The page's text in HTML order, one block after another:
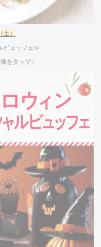
土）
ビュッフェ≫
をタップ☟